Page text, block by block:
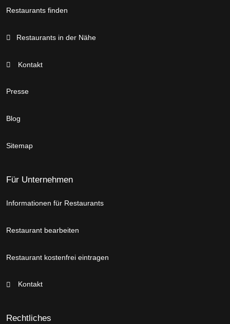
Restaurants finden
Restaurants in der Nähe
Kontakt
Presse
Blog
Sitemap
Für Unternehmen
Informationen für Restaurants
Restaurant bearbeiten
Restaurant kostenfrei eintragen
Kontakt
Rechtliches